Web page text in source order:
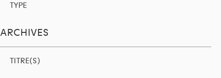
TYPE
ARCHIVES
TITRE(S)